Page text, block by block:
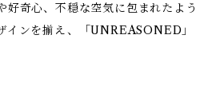
好奇心、不穏な空気に包まれたよう
インを揃え、「UNREASONED」